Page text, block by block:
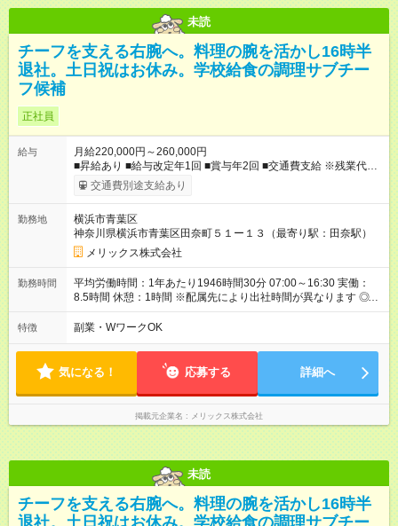
未読
チーフを支える右腕へ。料理の腕を活かし16時半
退社。土日祝はお休み。学校給食の調理サブチー
フ候補
正社員
給与
月給220,000円～260,000円
■昇給あり ■給与改定年1回 ■賞与年2回 ■交通費支給 ※残業代は
別途支給 ※試用期間3カ月あり/試用期間中の待遇に変更はござい
ません。 【試用期間】試用期間あり 試用期間の長さ：3ヶ月 雇
交通費別途支給あり
勤務地
横浜市青葉区
神奈川県横浜市青葉区田奈町５１ー１３（最寄り駅：田奈駅）
メリックス株式会社
勤務時間
平均労働時間：1年あたり1946時間30分 07:00～16:30 実働：
8.5時間 休憩：1時間 ※配属先により出社時間が異なります ◎基
本は定時退社となります！夜遅くまでの残業はありません。 残
業が少なく、プライベート時間も充実出来ます。 オンオフがつ
す。 平均労働時間：1年あたり1946時間30分 07:00～16:30 実
働：8.5時間 休憩：1時間 ※配属先により出社時間が異なります
◎基本は定時退社となります！夜遅くまでの残業はありません。
残業が少なく、プライベート時間も充実出来ます。 オンオフが
つきやすく自分時間を楽しめ、家族時間も大切にできる環境で
す。
特徴 副業・WワークOK
気になる！ 応募する 詳細へ
掲載元企業名 メリックス株式会社
未読
チーフを支える右腕へ。料理の腕を活かし16時半
退社。土日祝はお休み。学校給食の調理サブチー